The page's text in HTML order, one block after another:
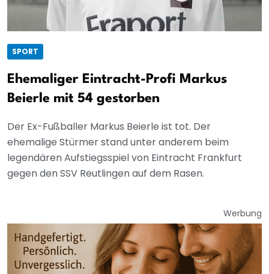
SPORT
Ehemaliger Eintracht-Profi Markus
Beierle mit 54 gestorben
Der Ex-Fußballer Markus Beierle ist tot. Der
ehemalige Stürmer stand unter anderem beim
legendären Aufstiegsspiel von Eintracht Frankfurt
gegen den SSV Reutlingen auf dem Rasen.
Werbung